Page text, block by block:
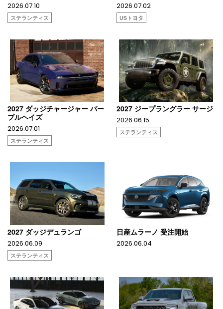
2026.07.10
ステランティス
2026.07.02
USトヨタ
2027 ダッジチャージャー パー
プルヘイズ
2026.07.01
ステランティス
2027 ジープラングラー サージ
2026.06.15
ステランティス
2027 ダッジデュランゴ
2026.06.09
ステランティス
日産ムラーノ 受注開始
2026.06.04